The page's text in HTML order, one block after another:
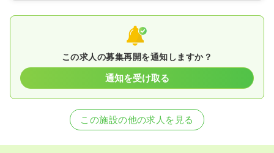
この求人の募集再開を通知しますか？
通知を受け取る
この施設の他の求人を見る